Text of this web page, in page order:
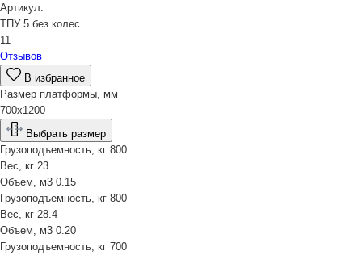
Артикул:
ТПУ 5 без колес
11
Отзывов
В избранное
Размер платформы, мм
700х1200
Выбрать размер
Грузоподъемность, кг 800
Вес, кг 23
Объем, м3 0.15
Грузоподъемность, кг 800
Вес, кг 28.4
Объем, м3 0.20
Грузоподъемность, кг 700